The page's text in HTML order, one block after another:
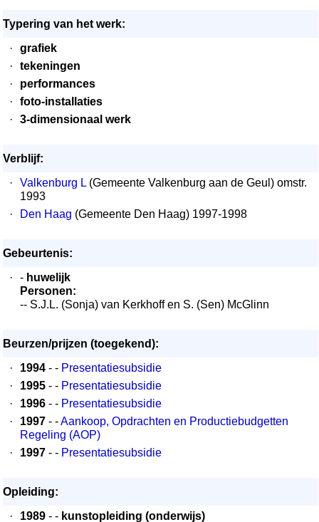
Typering van het werk:
·
grafiek
·
tekeningen
·
performances
·
foto-installaties
·
3-dimensionaal werk
Verblijf:
·
Valkenburg L (Gemeente Valkenburg aan de Geul) omstr.
1993
·
Den Haag (Gemeente Den Haag) 1997-1998
Gebeurtenis:
·
- huwelijk
Personen:
-- S.J.L. (Sonja) van Kerkhoff en S. (Sen) McGlinn
Beurzen/prijzen (toegekend):
·
1994 - - Presentatiesubsidie
·
1995 - - Presentatiesubsidie
·
1996 - - Presentatiesubsidie
·
1997 - -Aankoop, Opdrachten en Productiebudgetten
Regeling (AOP)
·
1997 - - Presentatiesubsidie
Opleiding:
·
1989 - - kunstopleiding (onderwijs)